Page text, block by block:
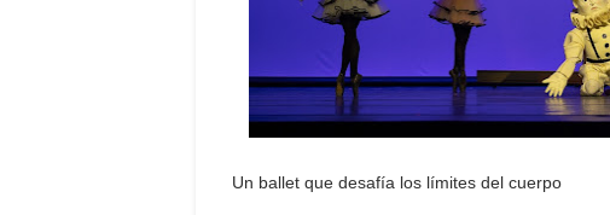
Un ballet que desafía los límites del cuerpo